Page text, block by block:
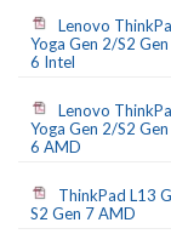
Lenovo
Yoga Gen 2/S2
6 Intel
Lenovo
Yoga Gen 2/S2
6 AMD
ThinkPad L13
S2 Gen 7 AMD